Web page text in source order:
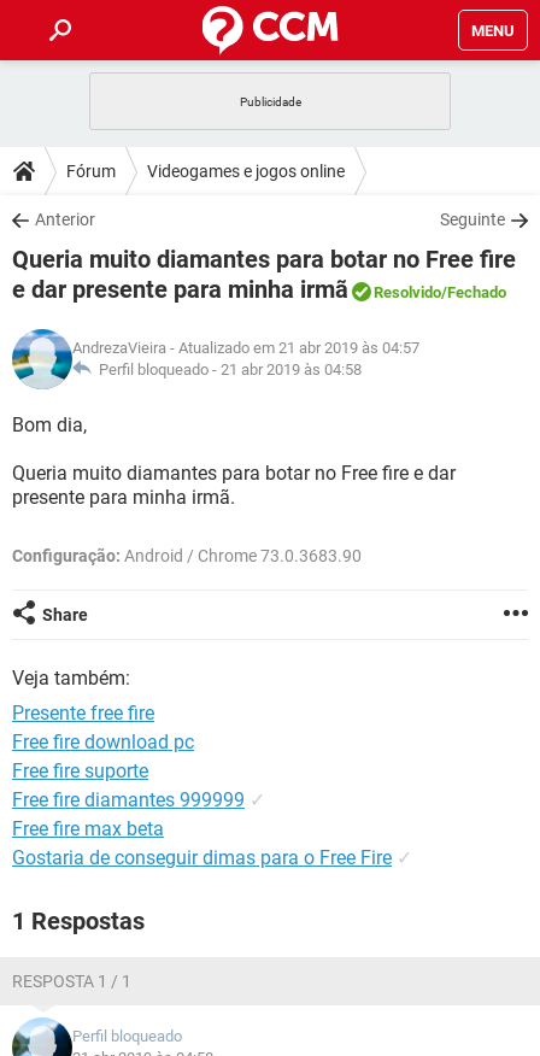
MENU
CELULAR FACEBOOK
OUTLOOK
INSTAGRAM GMAIL
GUIA DE COMPRAS
DICAS
JOGOS WHATSAPP
OUTLOOK EXCEL
GUIA DE COMPRAS
DOWNLOADS
JOGOS WHATSAPP
CELULAR FACEBOOK
OUTLOOK EXCEL
INSTAGRAM
GUIA DE COMPRAS
FÓRUM
CELULAR FACEBOOK
GUIA DE COMPRAS
GLOSSÁRIO
JOGOS
CELULAR
OUTLOOK EXCEL
INSTAGRAM
GUIA DE COMPRAS
Fórum Videogames e jogos online
Anterior Seguinte
Queria muito diamantes para botar no Free fire
e dar presente para minha irmã
Resolvido/Fechado
AndrezaVieira - Atualizado em 21 abr 2019 às 04:57
Perfil bloqueado - 21 abr 2019 às 04:58
Bom dia,
Queria muito diamantes para botar no Free fire e dar
presente para minha irmã.
Configuração: Android / Chrome 73.0.3683.90
Share
Veja também:
Presente free fire
Free fire download pc
Free fire suporte
Free fire diamantes 999999 ✓
Free fire max beta
Gostaria de conseguir dimas para o Free Fire ✓
1 Respostas
RESPOSTA 1 / 1
Perfil bloqueado